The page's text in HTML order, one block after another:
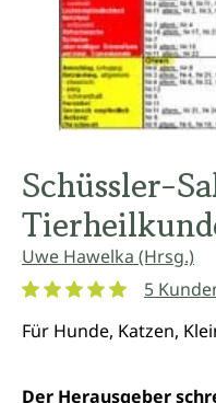
Schüssler-
Uwe Hawelka (Hrsg.)
5
Für Hunde, Katzen,
Der Herausgeber